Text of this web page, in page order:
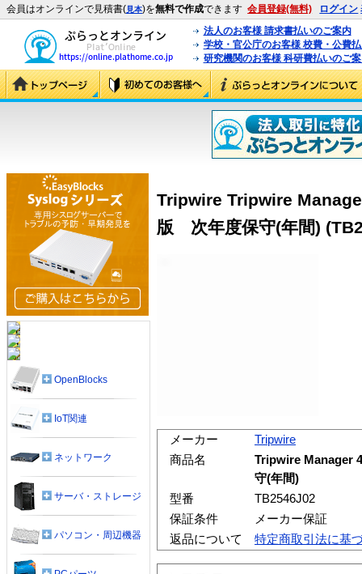
会員はオンラインで見積書(見本)を無料で作成できます 会員登録(無料) ログイン
法人のお客様 請求書払いのご案内
学校・官公庁のお客様 校費・公費
研究機関のお客様 科研費払いのご
Tripwire Tripwire
版 次年度保守(年間)
メーカー
Tripwire
商品名
Tripwire
守(年間)
型番
TB2546J02
保証条件
メーカー保証
返品について
特定商取引法に基
OpenBlocks
IoT関連
ネットワーク
サーバ・ストレージ
パソコン・周辺機器